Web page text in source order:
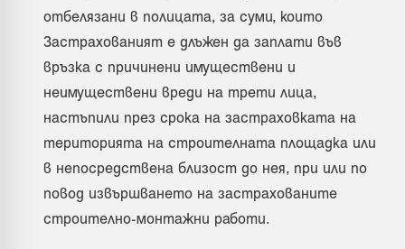
отбелязани в полицата, за суми, които
Застрахованият е длъжен да заплати във
връзка с причинени имуществени и
неимуществени вреди на трети лица,
настъпили през срока на застраховката на
територията на строителната площадка или
в непосредствена близост до нея, при или по
повод извършването на застрахованите
строително-монтажни работи.